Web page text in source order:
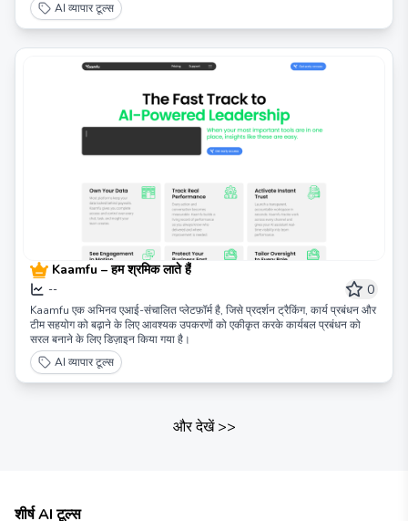
AI व्यापार टूल्स
Kaamfu – हम श्रमिक लाते हैं
-- 0
Kaamfu एक अभिनव एआई-संचालित प्लेटफ़ॉर्म है, जिसे प्रदर्शन ट्रैकिंग, कार्य प्रबंधन और
टीम सहयोग को बढ़ाने के लिए आवश्यक उपकरणों को एकीकृत करके कार्यबल प्रबंधन को
सरल बनाने के लिए डिज़ाइन किया गया है।
AI व्यापार टूल्स
और देखें>>
शीर्ष AI टूल्स